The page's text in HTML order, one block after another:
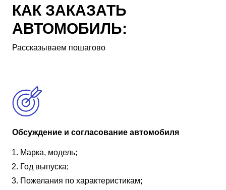
КАК ЗАКАЗАТЬ
АВТОМОБИЛЬ:
Рассказываем пошагово
Обсуждение и согласование автомобиля
Марка, модель;
Год выпуска;
Пожелания по характеристикам;